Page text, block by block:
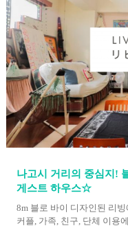
나고시 거리의 중심지!
게스트 하우스☆
8m 블로 바이 디자인된 리
커플, 가족, 친구, 단체 이용